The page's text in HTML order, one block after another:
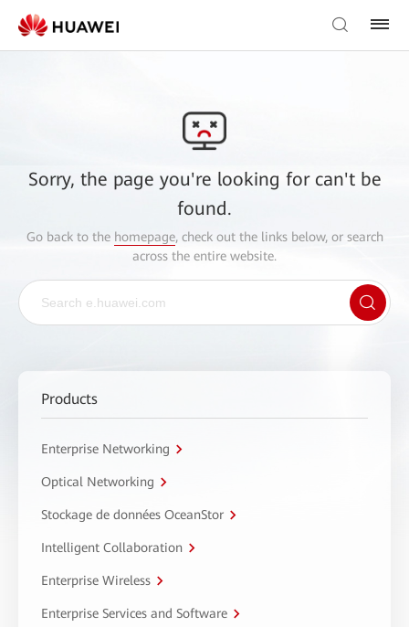
Sorry, the page you're looking for can't be
found.
Go back to the homepage, check out the links below, or search
across the entire website.
Products
Enterprise Networking
Optical Networking
Stockage de données OceanStor
Intelligent Collaboration
Enterprise Wireless
Enterprise Services and Software